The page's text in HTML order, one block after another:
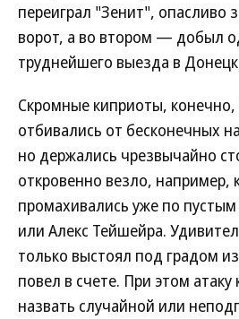
переиграл "Зенит", опасливо
ворот, а во втором — добыл
труднейшего выезда в
Скромные киприоты,
отбивались от бесконечных
но держались чрезвычайно
откровенно везло, например,
промахивались уже по
или Алекс Тейшейра.
только выстоял под градом
повел в счете. При этом
назвать случайной или